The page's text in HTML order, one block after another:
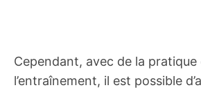
Cependant, avec de la pratique
l’entraînement, il est possible